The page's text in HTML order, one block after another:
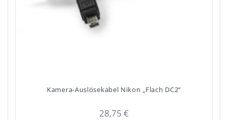
Kamera-Auslösekabel Nikon „Flach DC2“
28,75 €